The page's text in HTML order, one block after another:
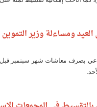
ومساءلة وزير
بصرف معاشات شهر سبتمبر